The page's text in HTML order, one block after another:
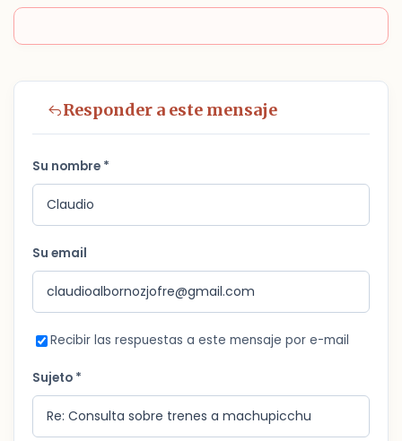
Responder a este mensaje
Su nombre *
Su email
Recibir las respuestas a este mensaje por e-mail
Sujeto *